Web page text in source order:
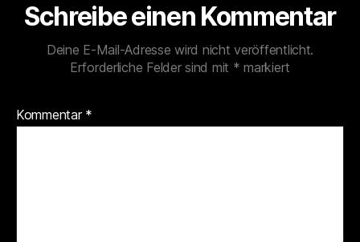
Schreibe einen Kommentar
Deine E-Mail-Adresse wird nicht veröffentlicht.
Erforderliche Felder sind mit * markiert
Kommentar *